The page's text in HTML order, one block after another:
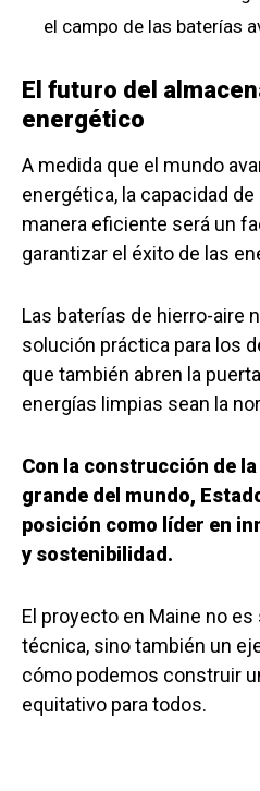
el campo de las baterías
El futuro del
energético
A medida que el mundo
energética, la capacidad
manera eficiente será un
garantizar el éxito de las
Las baterías de hierro-aire
solución práctica para los
que también abren la
energías limpias sean la
Con la construcción de
grande del mundo,
posición como líder en
y sostenibilidad.
El proyecto en Maine no es
técnica, sino también un
cómo podemos construir
equitativo para todos.